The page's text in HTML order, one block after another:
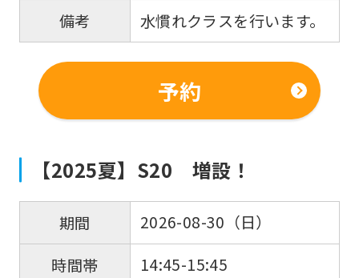
備考
水慣れクラスを行います。
予約
【2025夏】S20 増設！
期間
2026-08-30（日）
時間帯
14:45-15:45
that
you
understand
this
using
the
service.